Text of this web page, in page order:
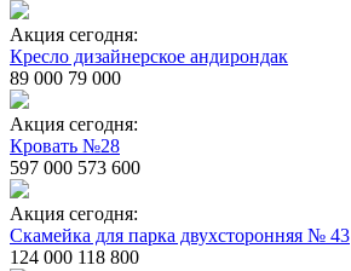
Акция сегодня:
Кресло дизайнерское андирондак
89 000 79 000
Акция сегодня:
Кровать №28
597 000 573 600
Акция сегодня:
Скамейка для парка двухсторонняя № 43
124 000 118 800